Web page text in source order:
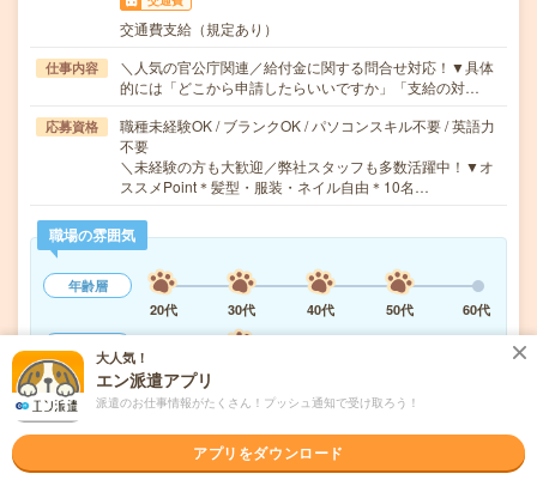
交通費支給（規定あり）
仕事内容
＼人気の官公庁関連／給付金に関する問合せ対応！▼具体
的には「どこから申請したらいいですか」「支給の対…
応募資格
職種未経験OK / ブランクOK / パソコンスキル不要 / 英語力
不要
＼未経験の方も大歓迎／弊社スタッフも多数活躍中！▼オ
ススメPoint＊髪型・服装・ネイル自由＊10名…
職場の雰囲気
年齢層
20代
30代 40代 50代
60代
女性
もっと見る
大人気！
エン派遣アプリ
派遣のお仕事情報がたくさん！プッシュ通知で受け取ろう！
アプリをダウンロード